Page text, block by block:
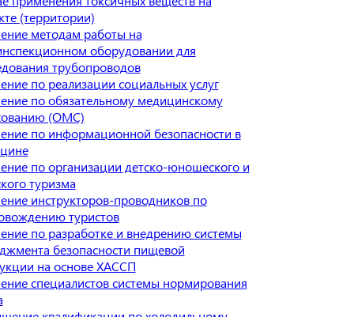
(территории)
методам работы на
оборудовании для
трубопроводов
по реализации социальных услуг
по обязательному медицинскому
(ОМС)
по информационной безопасности в
по организации детско-юношеского и
туризма
инструкторов-проводников по
туристов
по разработке и внедрению системы
безопасности пищевой
на основе ХАССП
специалистов системы нормирования